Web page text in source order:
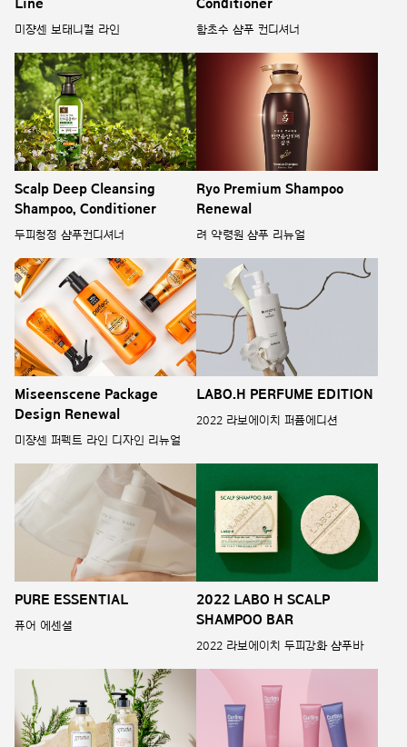
Line
미쟝센 보태니컬 라인
Conditioner
함초수 샴푸 컨디셔너
Scalp Deep Cleansing
Shampoo, Conditioner
두피청정 샴푸컨디셔너
Ryo Premium Shampoo
Renewal
려 약령원 샴푸 리뉴얼
Miseenscene Package
Design Renewal
미쟝센 퍼펙트 라인 디자인 리뉴얼
LABO.H PERFUME EDITION
2022 라보에이치 퍼퓸에디션
PURE ESSENTIAL
퓨어 에센셜
2022 LABO H SCALP
SHAMPOO BAR
2022 라보에이치 두피강화 샴푸바